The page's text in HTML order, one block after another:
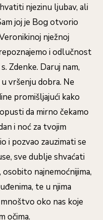
njezinu ljubav, ali
joj je Bog otvorio
nježnoj
i odlučnost
Zdenke. Daruj nam,
vršenju dobra. Ne
promišljajući kako
da mirno čekamo
i noć za tvojim
i pozvao zauzimati se
sve dublje shvaćati
najnemoćnijima,
te u njima
oko nas koje
očima.